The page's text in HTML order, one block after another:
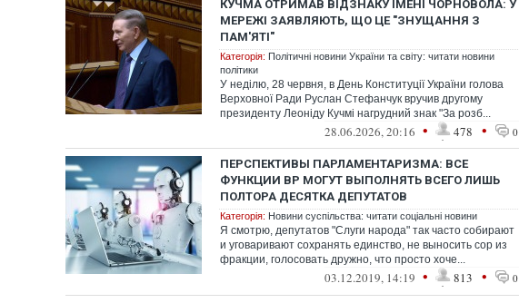
КУЧМА ОТРИМАВ ВІДЗНАКУ ІМЕНІ ЧОРНОВОЛА: У
МЕРЕЖІ ЗАЯВЛЯЮТЬ, ЩО ЦЕ "ЗНУЩАННЯ З
ПАМ'ЯТІ"
Категорія: Політичні новини України та світу: читати новини
політики
У неділю, 28 червня, в День Конституції України голова
Верховної Ради Руслан Стефанчук вручив другому
президенту Леоніду Кучмі нагрудний знак "За розб...
28.06.2026, 20:16 • 478 • 0
ПЕРСПЕКТИВЫ ПАРЛАМЕНТАРИЗМА: ВСЕ
ФУНКЦИИ ВР МОГУТ ВЫПОЛНЯТЬ ВСЕГО ЛИШЬ
ПОЛТОРА ДЕСЯТКА ДЕПУТАТОВ
Категорія: Новини суспільства: читати соціальні новини
Я смотрю, депутатов "Слуги народа" так часто собирают
и уговаривают сохранять единство, не выносить сор из
фракции, голосовать дружно, что просто хоче...
03.12.2019, 14:19 • 813 • 0